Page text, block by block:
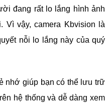
đang rất lo lắng hình ảnh
Vì vậy, camera Kbvision là
nỗi lo lắng này của quý
nhớ giúp bạn có thể lưu trữ
hệ thống và dễ dàng xem